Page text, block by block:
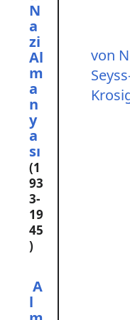
N
a
zi
Al
m
a
n
y
a
sı
(1
93
3-
19
45
)
von
A
l